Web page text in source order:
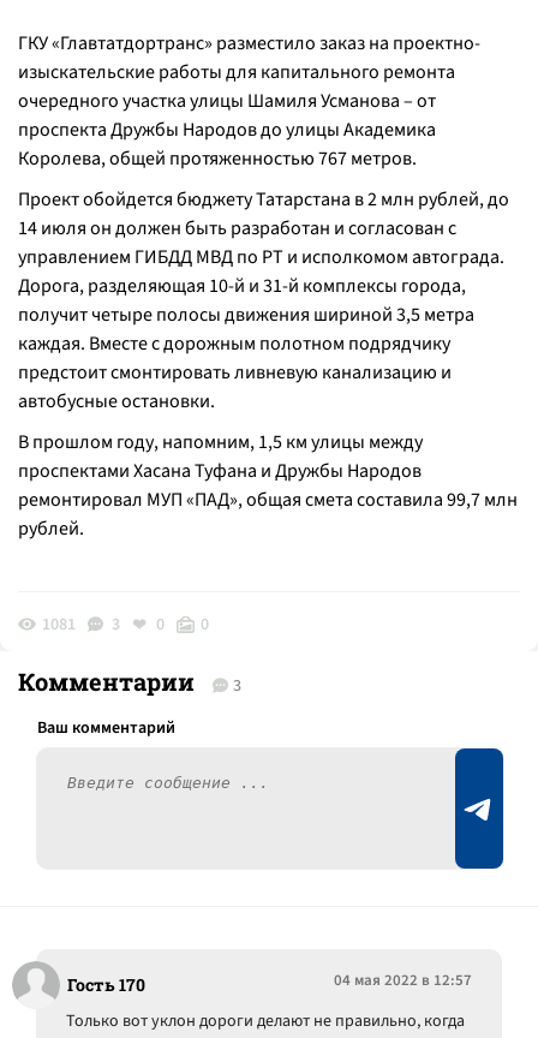
ГКУ «Главтатдортранс» разместило заказ на проектно-
изыскательские работы для капитального ремонта
очередного участка улицы Шамиля Усманова – от
проспекта Дружбы Народов до улицы Академика
Королева, общей протяженностью 767 метров.
Проект обойдется бюджету Татарстана в 2 млн рублей, до
14 июля он должен быть разработан и согласован с
управлением ГИБДД МВД по РТ и исполкомом автограда.
Дорога, разделяющая 10-й и 31-й комплексы города,
получит четыре полосы движения шириной 3,5 метра
каждая. Вместе с дорожным полотном подрядчику
предстоит смонтировать ливневую канализацию и
автобусные остановки.
В прошлом году, напомним, 1,5 км улицы между
проспектами Хасана Туфана и Дружбы Народов
ремонтировал МУП «ПАД», общая смета составила 99,7 млн
рублей.
1081 3 0 0
Комментарии 3
Гость 170 04 мая 2022 в 12:57
Только вот уклон дороги делают не правильно, когда